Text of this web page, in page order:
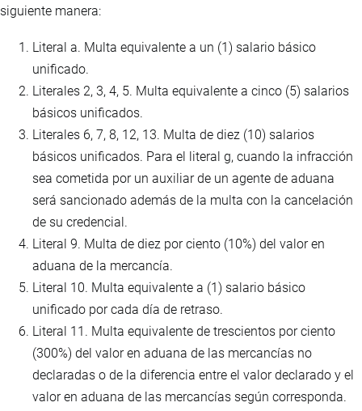
siguiente manera:
Literal a. Multa equivalente a un (1) salario básico
unificado.
Literales 2, 3, 4, 5. Multa equivalente a cinco (5) salarios
básicos unificados.
Literales 6, 7, 8, 12, 13. Multa de diez (10) salarios
básicos unificados. Para el literal g, cuando la infracción
sea cometida por un auxiliar de un agente de aduana
será sancionado además de la multa con la cancelación
de su credencial.
Literal 9. Multa de diez por ciento (10%) del valor en
aduana de la mercancía.
Literal 10. Multa equivalente a (1) salario básico
unificado por cada día de retraso.
Literal 11. Multa equivalente de trescientos por ciento
(300%) del valor en aduana de las mercancías no
declaradas o de la diferencia entre el valor declarado y el
valor en aduana de las mercancías según corresponda.